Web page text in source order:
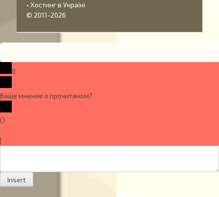
• Хостинг в Україні
© 2011-2026
0
Ваше мнение о прочитаном?
()
|
Insert